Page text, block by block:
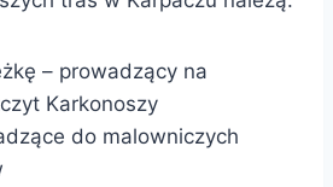
– prowadzący na
Karkonoszy
do malowniczych